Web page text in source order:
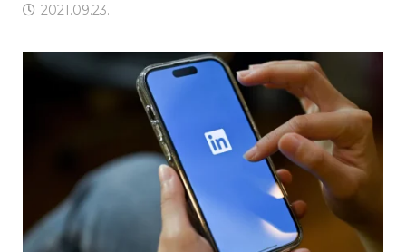
2021.09.23.